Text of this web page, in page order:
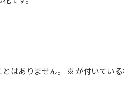
はありません。 ※ が付いてい